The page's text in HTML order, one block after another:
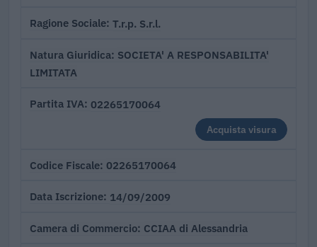
Ragione Sociale T.r.p. S.r.l.
Natura Giuridica SOCIETA' A RESPONSABILITA'
LIMITATA
Partita IVA 02265170064
Acquista visura
Codice Fiscale 02265170064
Data Iscrizione 14/09/2009
Camera di Commercio CCIAA di Alessandria